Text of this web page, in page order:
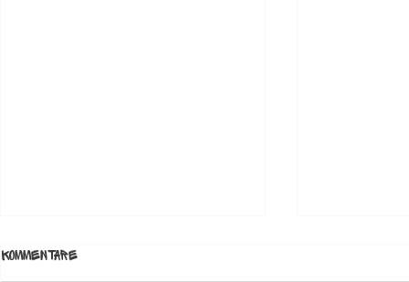
Update – unser Fauxpas des
Kommentare